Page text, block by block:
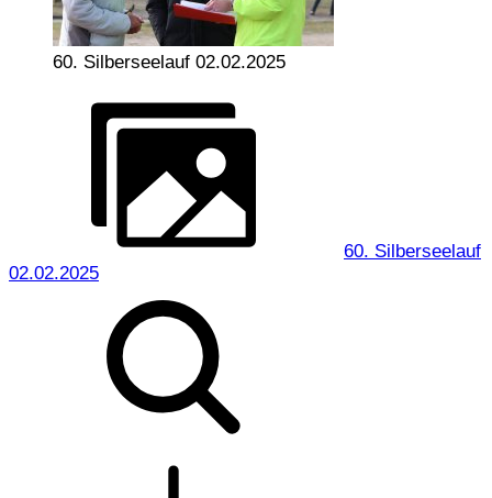
60. Silberseelauf 02.02.2025
60. Silberseelauf
02.02.2025